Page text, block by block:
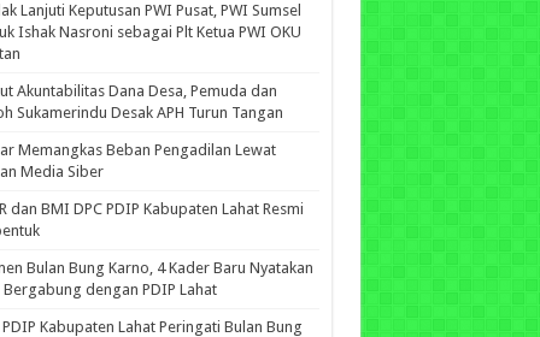
Lanjuti Keputusan PWI Pusat, PWI Sumsel
Ishak Nasroni sebagai Plt Ketua PWI OKU
Akuntabilitas Dana Desa, Pemuda dan
Sukamerindu Desak APH Turun Tangan
Memangkas Beban Pengadilan Lewat
Media Siber
dan BMI DPC PDIP Kabupaten Lahat Resmi
Bulan Bung Karno, 4 Kader Baru Nyatakan
Bergabung dengan PDIP Lahat
PDIP Kabupaten Lahat Peringati Bulan Bung